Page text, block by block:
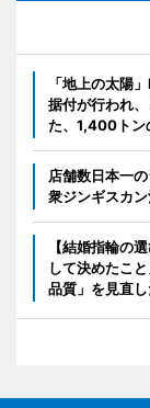
「地上の太陽
据付が行われ
た、1,400トン
店舗数日本一
衆ジンギスカ
【結婚指輪の
して決めたこ
品質」を見直